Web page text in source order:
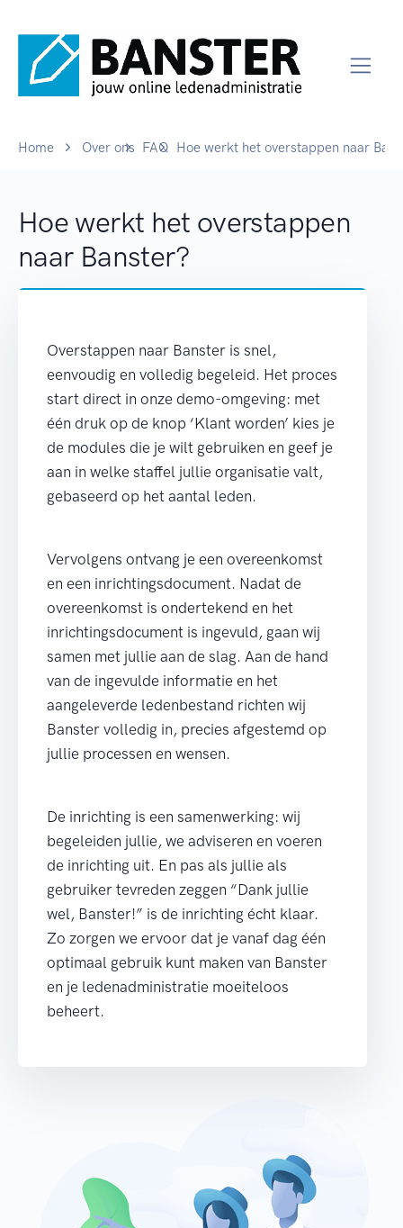
Home Over ons FAQ Hoe werkt het overstappen naar
Hoe werkt het overstappen
naar Banster?
Overstappen naar Banster is snel,
eenvoudig en volledig begeleid. Het proces
start direct in onze demo-omgeving: met
één druk op de knop ‘Klant worden’ kies je
de modules die je wilt gebruiken en geef je
aan in welke staffel jullie organisatie valt,
gebaseerd op het aantal leden.
Vervolgens ontvang je een overeenkomst
en een inrichtingsdocument. Nadat de
overeenkomst is ondertekend en het
inrichtingsdocument is ingevuld, gaan wij
samen met jullie aan de slag. Aan de hand
van de ingevulde informatie en het
aangeleverde ledenbestand richten wij
Banster volledig in, precies afgestemd op
jullie processen en wensen.
De inrichting is een samenwerking: wij
begeleiden jullie, we adviseren en voeren
de inrichting uit. En pas als jullie als
gebruiker tevreden zeggen “Dank jullie
wel, Banster!” is de inrichting écht klaar.
Zo zorgen we ervoor dat je vanaf dag één
optimaal gebruik kunt maken van Banster
en je ledenadministratie moeiteloos
beheert.